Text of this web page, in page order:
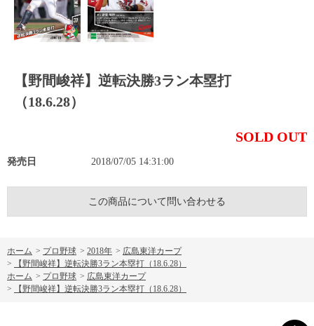
【野間峻祥】逆転決勝3ラン本塁打
（18.6.28）
SOLD OUT
発売日 2018/07/05 14:31:00
この商品について問い合わせる
ホーム > プロ野球 > 2018年 > 広島東洋カープ
>
【野間峻祥】逆転決勝3ラン本塁打（18.6.28）
ホーム > プロ野球 > 広島東洋カープ
>
【野間峻祥】逆転決勝3ラン本塁打（18.6.28）